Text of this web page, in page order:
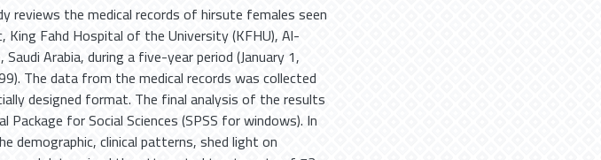
reviews the medical records of hirsute females seen
King Fahd Hospital of the University (KFHU), Al-
Arabia, during a five-year period (January 1,
The data from the medical records was collected
designed format. The final analysis of the results
for Social Sciences (SPSS for windows). In
demographic, clinical patterns, shed light on